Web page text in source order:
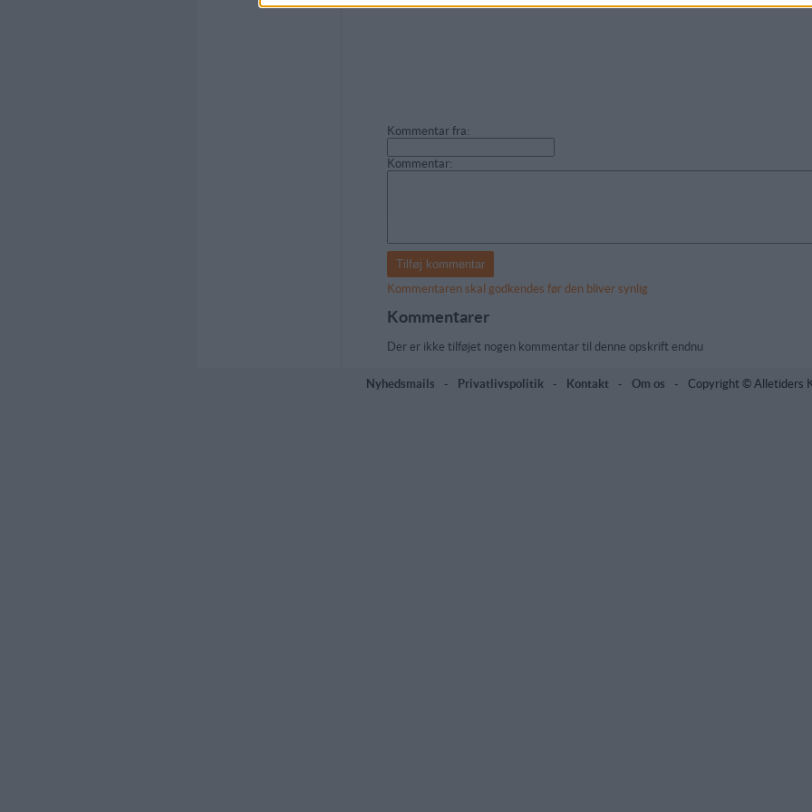
Kommentar fra:
Kommentar:
Kommentaren skal godkendes før den bliver synlig
Kommentarer
Der er ikke tilføjet nogen kommentar til denne opskrift endnu
Nyhedsmails - Privatlivspolitik - Kontakt - Om os - Copyright © Alletiders